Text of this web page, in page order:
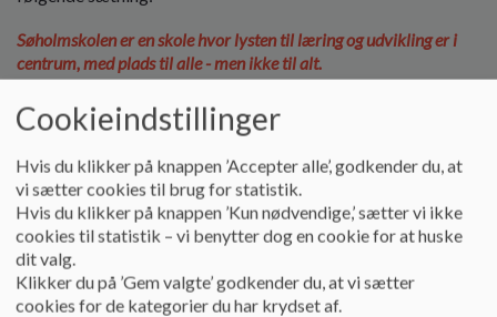
t
Søholmskolen er en skole hvor lysten til læring og udvikling er i
centrum, med plads til alle - men ikke til alt.
Søholmskolen har overordnet 4 værdier, der tilsammen er en
rettesnor for god adfærd og et godt læringsmiljø. Når der
skrives Søholmskolen omfatter det både skole og SFO.
Fællesskab
Elever og ansatte oplever værdien af at være en del af
Søholmskolens fællesskab. Alle bidrager positivt til fællesskabet.
Cookieindstillinger
Hvis du klikker på knappen ’Accepter alle’, godkender du, at
vi sætter cookies til brug for statistik.
Hvis du klikker på knappen ’Kun nødvendige,’ sætter vi ikke
cookies til statistik – vi benytter dog en cookie for at huske
dit valg.
Klikker du på ’Gem valgte’ godkender du, at vi sætter
cookies for de kategorier du har krydset af.